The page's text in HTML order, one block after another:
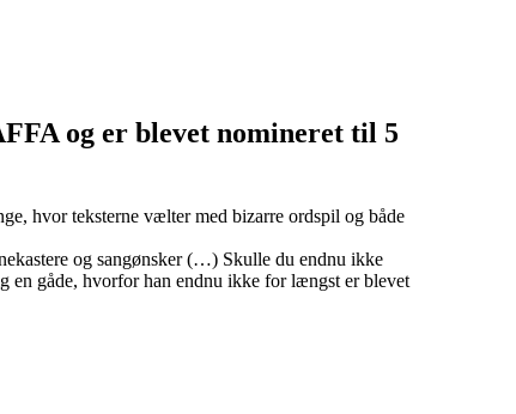
og er blevet nomineret til 5
hvor teksterne vælter med bizarre ordspil og både
og sangønsker (…) Skulle du endnu ikke
en gåde, hvorfor han endnu ikke for længst er blevet